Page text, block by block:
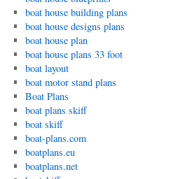
boat house building plans
boat house designs plans
boat house plan
boat house plans 33 foot
boat layout
boat motor stand plans
Boat Plans
boat plans skiff
boat skiff
boat-plans.com
boatplans.eu
boatplans.net